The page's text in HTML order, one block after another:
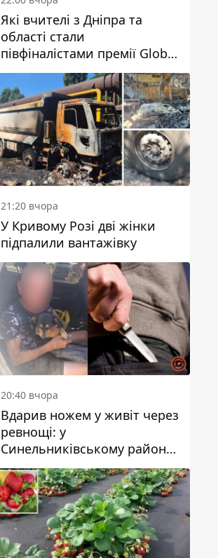
Які вчителі з Дніпра та
області стали
півфіналістами премії Global
Teacher Prize Ukraine 2026
21:20 вчора
У Кривому Розі дві жінки
підпалили вантажівку
20:40 вчора
Вдарив ножем у живіт через
ревнощі: у
Синельниківському районі
затримали 49-річного
чоловіка за вбивство